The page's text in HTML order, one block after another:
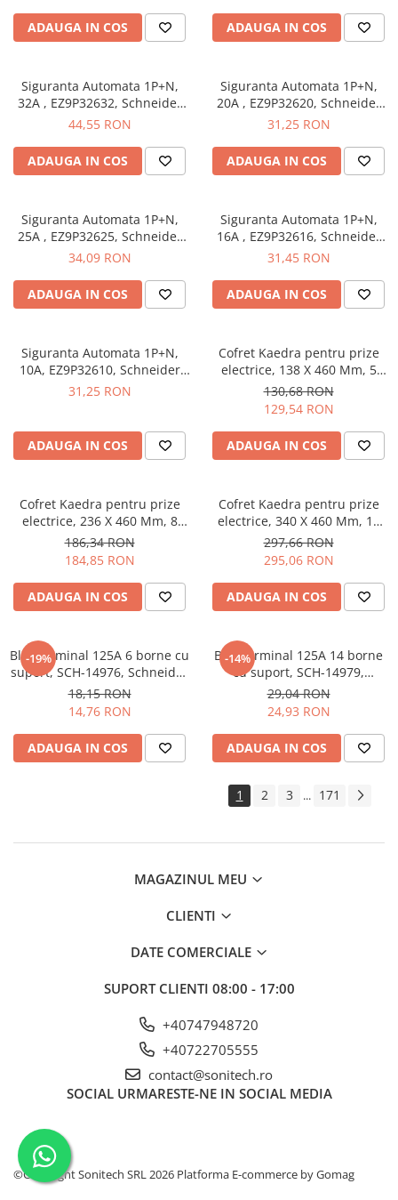
Butoane
Detectoare de mișcare
Doze
Obturatoare
Prelungitoare, Stechere, Accesorii
Prize de difuzor
Prize internet
Prize TV
Rame
Termostate
Protecția circuitelor, protecții
diferențiale și descărcătoare
Contactoare
Contactoare modulare
Protecții diferențiale
Separatoare
Siguranțe fuzibile
accesorii
Contactoare Modulare cu comanda
Întrerupătoare Automate
Relee, butoane, lămpi, teleruptoare
Butoane și indicatori luminoși
Comutatoare cu came
Relee de Temporizare
Relee Inteligente
Senzori, limitatori, comutatori cu fir
ADAUGA IN COS ADAUGA IN COS
Siguranta Automata 1P+N,
32A , EZ9P32632, Schneider
Electric
44,55 RON
ADAUGA IN COS
Siguranta Automata 1P+N,
20A , EZ9P32620, Schneider
Electric
31,25 RON
ADAUGA IN COS
Siguranta Automata 1P+N,
25A , EZ9P32625, Schneider
Electric
34,09 RON
ADAUGA IN COS
Siguranta Automata 1P+N,
16A , EZ9P32616, Schneider
Electric
31,45 RON
ADAUGA IN COS
Siguranta Automata 1P+N,
10A, EZ9P32610, Schneider
Electric
31,25 RON
ADAUGA IN COS
Cofret Kaedra pentru prize
electrice, 138 X 460 Mm, 5
Module, 2 deschideri, SCH-
13178, Schneider Electric -
Schneider
130,68 RON
129,54 RON
ADAUGA IN COS
Cofret Kaedra pentru prize
electrice, 236 X 460 Mm, 8
Module, 4 deschideri, SCH-
13179, Schneider Electric -
Schneider
186,34 RON
184,85 RON
ADAUGA IN COS
Cofret Kaedra pentru prize
electrice, 340 X 460 Mm, 13
Module, 6 deschideri, SCH-
13181, Schneider Electric -
Schneider
297,66 RON
295,06 RON
ADAUGA IN COS
-19%
Bloc terminal 125A 6 borne cu
suport, SCH-14976, Schneider
Electric - Schneider
18,15 RON
14,76 RON
ADAUGA IN COS
-14%
Bloc terminal 125A 14 borne
cu suport, SCH-14979,
Schneider Electric - Schneider
29,04 RON
24,93 RON
ADAUGA IN COS
1 2 3 ... 171
MAGAZINUL MEU
CLIENTI
DATE COMERCIALE
SUPORT CLIENTI 08:00 - 17:00
+40747948720
+40722705555
contact@sonitech.ro
SOCIAL URMARESTE-NE IN SOCIAL MEDIA
©Copyright Sonitech SRL 2026 Platforma E-commerce by Gomag